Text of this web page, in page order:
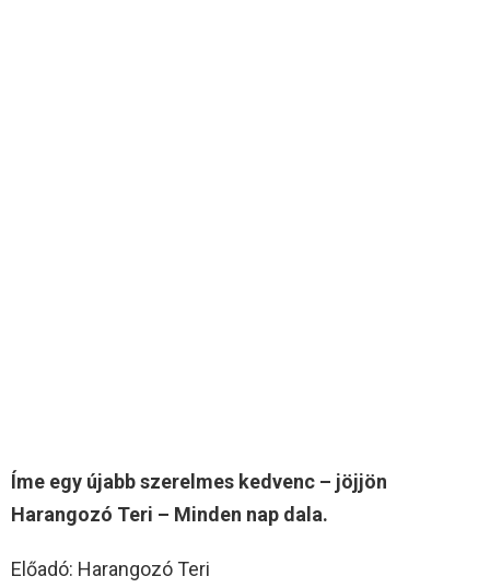
Íme egy újabb szerelmes kedvenc – jöjjön
Harangozó Teri – Minden nap dala.
Előadó: Harangozó Teri